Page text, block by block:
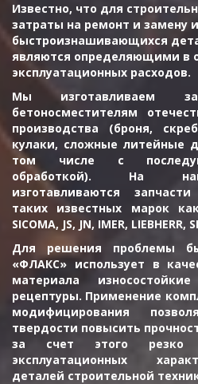
Известно, что для
затраты на ремонт и замену
быстроизнашивающихся
являются определяющими в
эксплуатационных расходов.
Мы изготавливаем
бетоносместителям
производства (броня,
кулаки, сложные литейные
том числе с
обработкой). На
изготавливаются
таких известных марок
SICOMA, JS, JN, IMER,
Для решения проблемы
«ФЛАКС» использует в
материала
рецептуры. Применение
модифицирования
твердости повысить
за счет этого резко
эксплуатационных
деталей строительной